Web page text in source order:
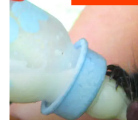
Måltider
24-timers assistanse om
Koordineringskostnader
Lokal transport til og fra
Donasjon til prosjektet
Administrasjon av prosjektet
HVA INNGÅR I